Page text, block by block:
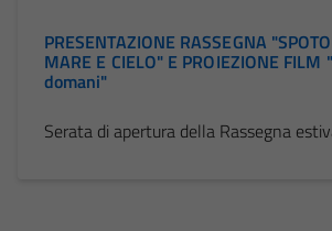
PRESENTAZIONE RASSEGNA
MARE E CIELO" E PROIEZIONE FILM
domani"
Serata di apertura della Rassegna